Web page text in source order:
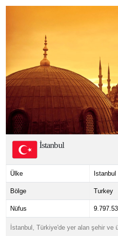
İstanbul
Ülke Istanbul
Bölge Turkey
Nüfus
İstanbul, Türkiye'de yer alan şehir ve